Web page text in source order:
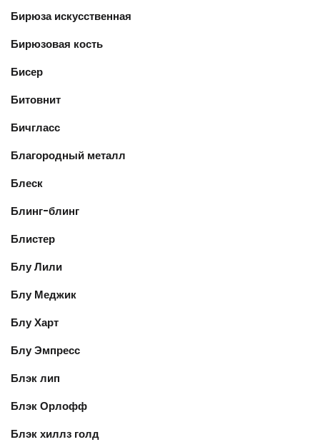
Бирюза искусственная
Бирюзовая кость
Бисер
Битовнит
Бичгласс
Благородный металл
Блеск
Блинг-блинг
Блистер
Блу Лили
Блу Меджик
Блу Харт
Блу Эмпресс
Блэк лип
Блэк Орлофф
Блэк хиллз голд